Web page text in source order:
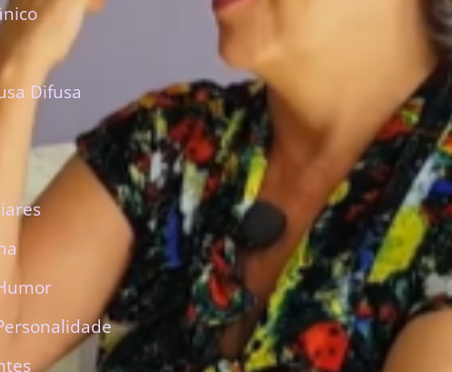
Difusa